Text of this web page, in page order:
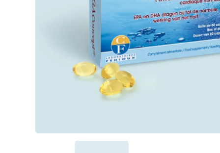
Trypto B6
Magnésium
Griffonia
Hericium